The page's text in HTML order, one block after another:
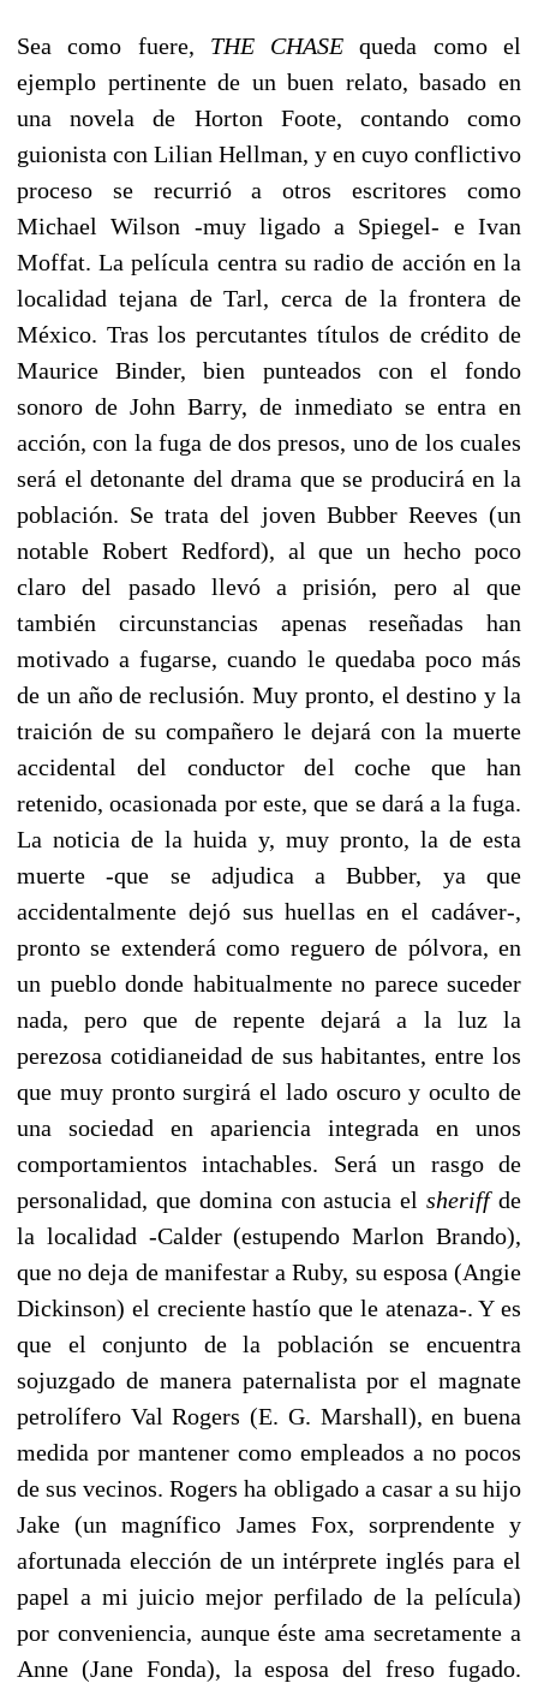
Sea como fuere, THE CHASE queda como el
ejemplo pertinente de un buen relato, basado en
una novela de Horton Foote, contando como
guionista con Lilian Hellman, y en cuyo conflictivo
proceso se recurrió a otros escritores como
Michael Wilson -muy ligado a Spiegel- e Ivan
Moffat. La película centra su radio de acción en la
localidad tejana de Tarl, cerca de la frontera de
México. Tras los percutantes títulos de crédito de
Maurice Binder, bien punteados con el fondo
sonoro de John Barry, de inmediato se entra en
acción, con la fuga de dos presos, uno de los cuales
será el detonante del drama que se producirá en la
población. Se trata del joven Bubber Reeves (un
notable Robert Redford), al que un hecho poco
claro del pasado llevó a prisión, pero al que
también circunstancias apenas reseñadas han
motivado a fugarse, cuando le quedaba poco más
de un año de reclusión. Muy pronto, el destino y la
traición de su compañero le dejará con la muerte
accidental del conductor del coche que han
retenido, ocasionada por este, que se dará a la fuga.
La noticia de la huida y, muy pronto, la de esta
muerte -que se adjudica a Bubber, ya que
accidentalmente dejó sus huellas en el cadáver-,
pronto se extenderá como reguero de pólvora, en
un pueblo donde habitualmente no parece suceder
nada, pero que de repente dejará a la luz la
perezosa cotidianeidad de sus habitantes, entre los
que muy pronto surgirá el lado oscuro y oculto de
una sociedad en apariencia integrada en unos
comportamientos intachables. Será un rasgo de
personalidad, que domina con astucia elsheriffde
la localidad -Calder (estupendo Marlon Brando),
que no deja de manifestar a Ruby, su esposa (Angie
Dickinson) el creciente hastío que le atenaza-. Y es
que el conjunto de la población se encuentra
sojuzgado de manera paternalista por el magnate
petrolífero Val Rogers (E. G. Marshall), en buena
medida por mantener como empleados a no pocos
de sus vecinos. Rogers ha obligado a casar a su hijo
Jake (un magnífico James Fox, sorprendente y
afortunada elección de un intérprete inglés para el
papel a mi juicio mejor perfilado de la película)
por conveniencia, aunque éste ama secretamente a
Anne (Jane Fonda), la esposa del freso fugado.